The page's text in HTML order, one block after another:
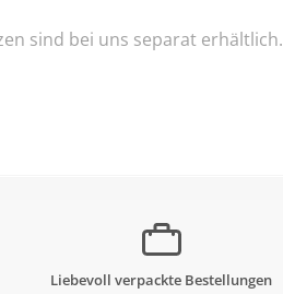
sind bei uns separat erhältlich.
Liebevoll verpackte Bestellungen